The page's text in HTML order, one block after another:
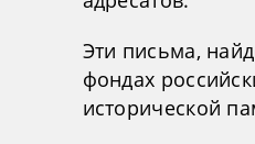
Эти письма,
фондах
исторической